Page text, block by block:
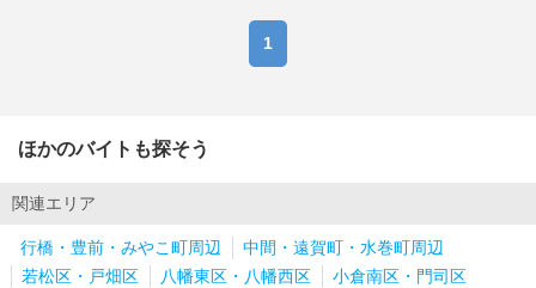
1
ほかのバイトも探そう
関連エリア
行橋・豊前・みやこ町周辺
中間・遠賀町・水巻町周辺
若松区・戸畑区
八幡東区・八幡西区 小倉南区・門司区